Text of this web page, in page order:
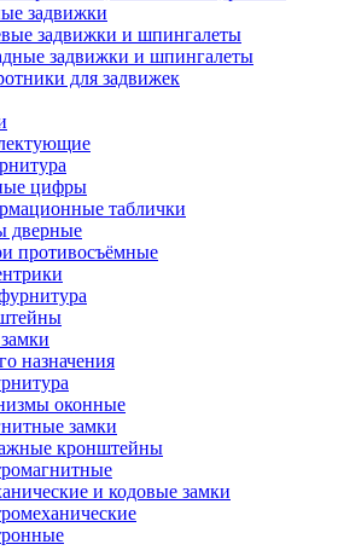
задвижки
задвижки и шпингалеты
задвижки и шпингалеты
для задвижек
цифры
таблички
дверные
противосъёмные
назначения
оконные
замки
кронштейны
и кодовые замки